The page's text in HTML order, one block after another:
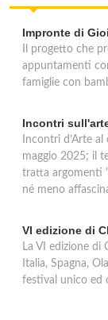
Impronte di
Il progetto che
appuntamenti
famiglie con
Incontri
Incontri d’Arte
maggio 2025; il
tratta argomenti
né meno
VI edizione di
La VI edizione di
Italia, Spagna,
festival unico ed